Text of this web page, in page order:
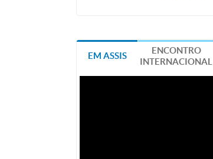
EM ASSIS
ENCONTRO
INTERNACIONAL